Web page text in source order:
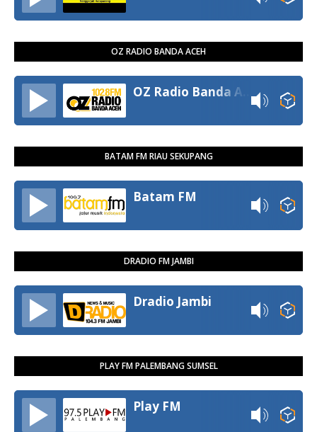
OZ RADIO BANDA ACEH
BATAM FM RIAU SEKUPANG
Batam FM
DRADIO FM JAMBI
Dradio Jambi
PLAY FM PALEMBANG SUMSEL
Play FM